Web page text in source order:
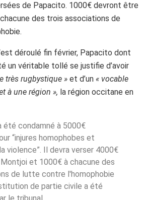
de Papacito. 1000€ devront être
des trois associations de
déroulé fin février, Papacito dont
un véritable tollé se justifie d’avoir
très rugbystique » et d’un « vocable
à une région », la région occitane en
été condamné à 5000€
“injures homophobes et
violence”. Il devra verser 4000€
et 1000€ à chacune des
de lutte contre l'homophobie
de partie civile a été